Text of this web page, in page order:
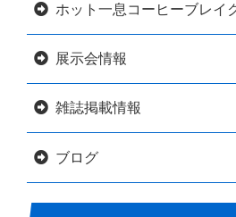
ホット一息コーヒーブレイ
展示会情報
雑誌掲載情報
ブログ